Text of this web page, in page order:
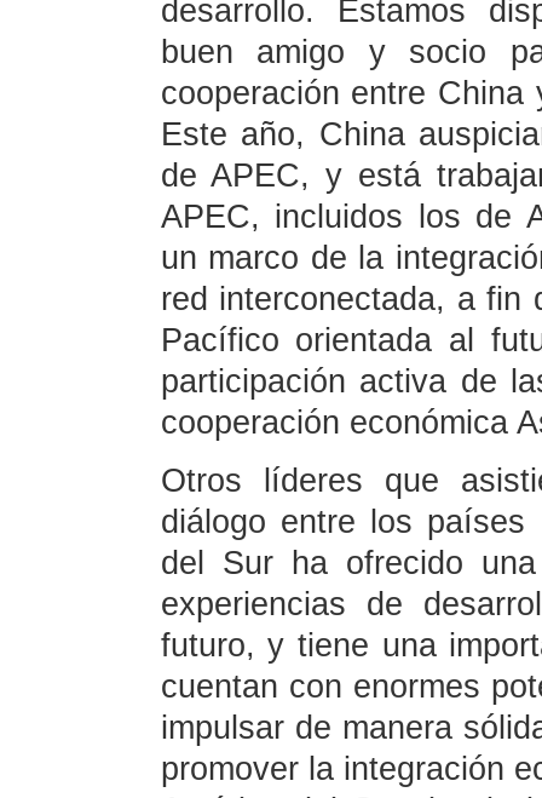
desarrollo. Estamos
buen amigo y socio
cooperación entre
Este año, China
de APEC, y está
APEC, incluidos los de
un marco de la
red interconectada, a fin
Pacífico orientada al
participación activa de
cooperación económica
Otros líderes que
diálogo entre los
del Sur ha ofrecido
experiencias de
futuro, y tiene una
cuentan con enormes
impulsar de manera
promover la integración